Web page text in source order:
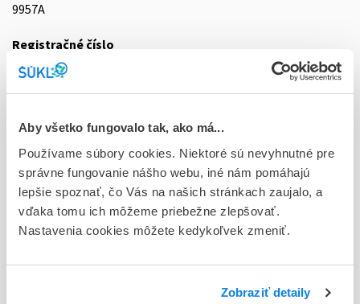
Aby všetko fungovalo tak, ako má...
Používame súbory cookies. Niektoré sú nevyhnutné pre
správne fungovanie nášho webu, iné nám pomáhajú
lepšie spoznať, čo Vás na našich stránkach zaujalo, a
vďaka tomu ich môžeme priebežne zlepšovať.
Nastavenia cookies môžete kedykoľvek zmeniť.
Zobraziť detaily
9957A
Registračné číslo
EU/1/14/918/003
Doplnok
tbl flm 180(3x60)x50 mg/850 mg (fľ.HDPE)
Stav
E - EU registrácia
Typ registračnej procedúry
Európska
Držiteľ, krajina